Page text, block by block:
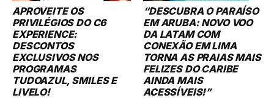
APROVEITE OS
PRIVILÉGIOS DO C6
EXPERIENCE:
DESCONTOS
EXCLUSIVOS NOS
PROGRAMAS
TUDOAZUL, SMILES E
LIVELO!
“DESCUBRA O PARAÍSO
EM ARUBA: NOVO VOO
DA LATAM COM
CONEXÃO EM LIMA
TORNA AS PRAIAS MAIS
FELIZES DO CARIBE
AINDA MAIS
ACESSÍVEIS!”